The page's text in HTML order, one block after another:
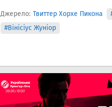
Джерело: Твиттер Хорхе Пикона
#Вінісіус Жуніор